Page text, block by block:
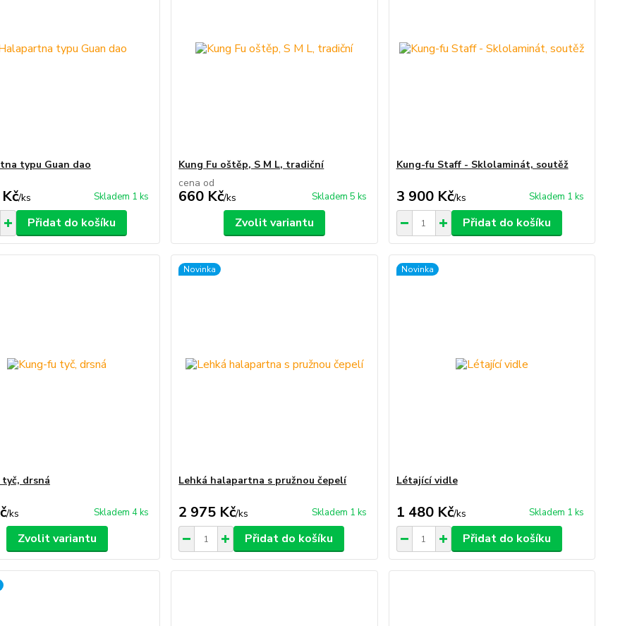
typu Guan dao
/ks Skladem 1 ks
Přidat do košíku
Kung Fu oštěp, S M L, tradiční
cena od
660 Kč/ks Skladem 5 ks
Zvolit variantu
Kung-fu Staff - Sklolaminát, soutěž
3 900 Kč/ks Skladem 1 ks
Přidat do košíku
drsná
/ks Skladem 4 ks
Zvolit variantu
Novinka
Lehká halapartna s pružnou čepelí
2 975 Kč/ks Skladem 1 ks
Přidat do košíku
Novinka
Létající vidle
1 480 Kč/ks Skladem 1 ks
Přidat do košíku